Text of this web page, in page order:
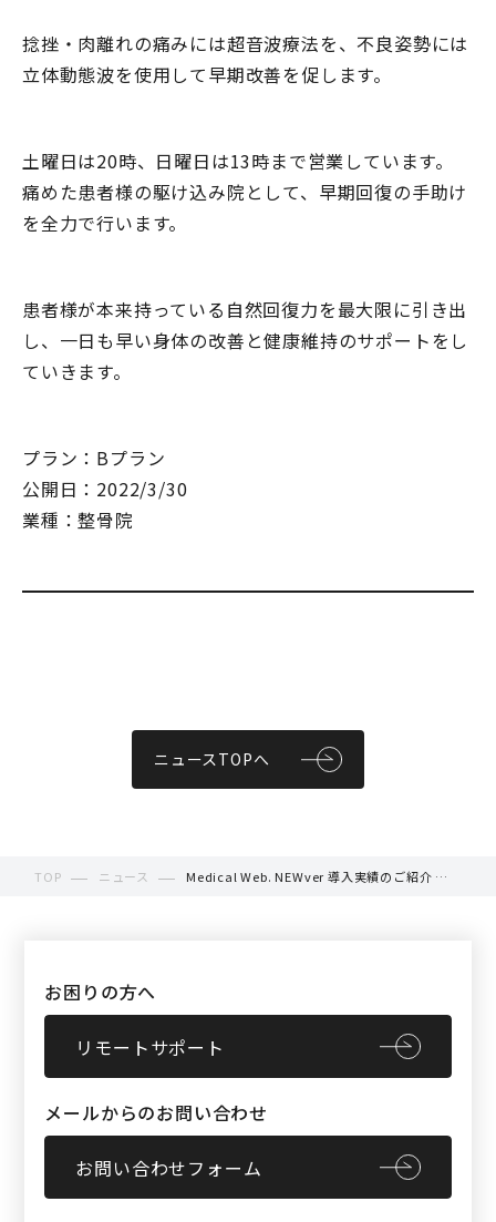
捻挫・肉離れの痛みには超音波療法を、不良姿勢には
立体動態波を使用して早期改善を促します。
土曜日は20時、日曜日は13時まで営業しています。
痛めた患者様の駆け込み院として、早期回復の手助け
を全力で行います。
患者様が本来持っている自然回復力を最大限に引き出
し、一日も早い身体の改善と健康維持のサポートをし
ていきます。
プラン：Bプラン
公開日：2022/3/30
業種：整骨院
ニュースTOPへ
TOP ニュース
Medical Web. NEWver 導入実績のご紹介 ＜
お困りの方へ
リモートサポート
メールからのお問い合わせ
お問い合わせフォーム